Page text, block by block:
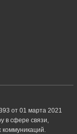
от 01 марта 2021
в сфере связи,